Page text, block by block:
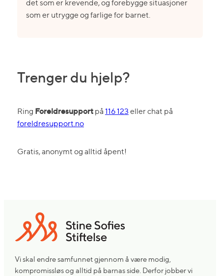
det som er krevende, og forebygge situasjoner
som er utrygge og farlige for barnet.
Trenger du hjelp?
Ring Foreldresupportpå 116 123 eller chat på
foreldresupport.no
Gratis, anonymt og alltid åpent!
Vi skal endre samfunnet gjennom å være modig,
kompromissløs og alltid på barnas side. Derfor jobber vi